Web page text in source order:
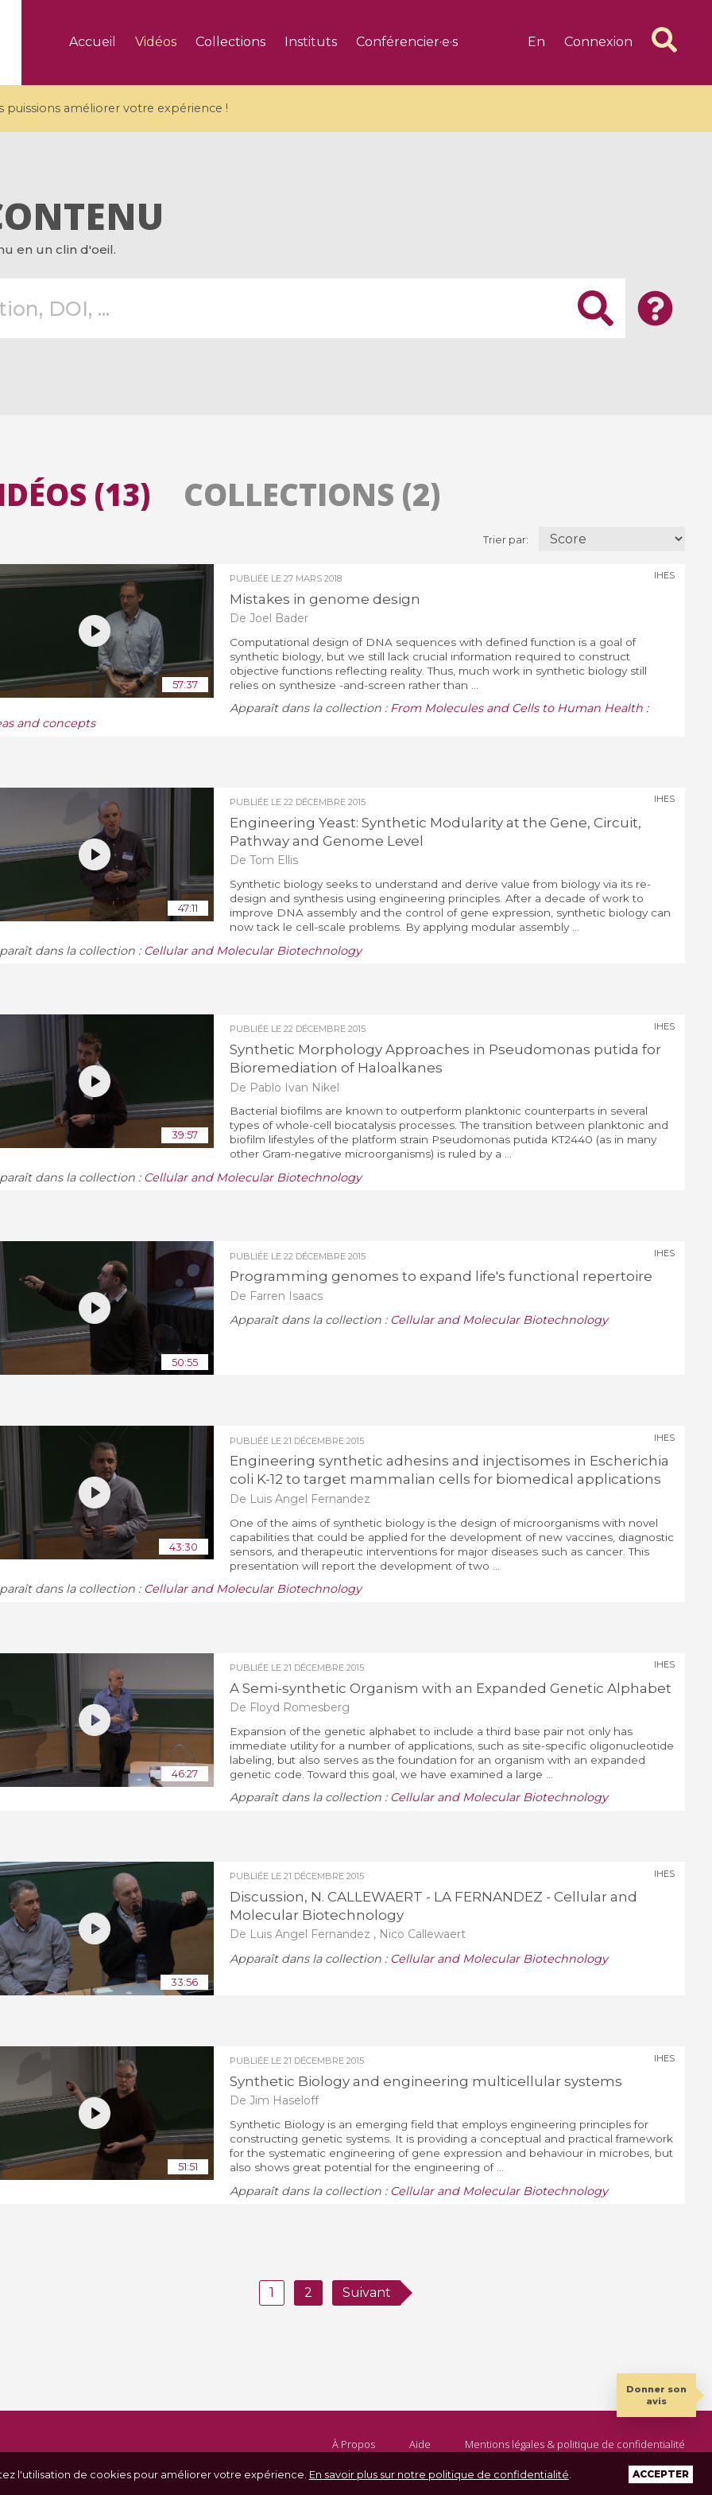
Accueil Vidéos Collections Instituts Conférencier·e·s En Connexion
améliorer votre expérience !
5 videos
and affine
Introduction to Dissipative
Dynamical Systems in Infinite
en un clin d'oeil.
Trier par:
(13)
57:37
PUBLIÉE LE 27 MARS 2018
Mistakes in genome design
De Joel Bader
IHES
Computational design of DNA sequences with defined function is a goal of
synthetic biology, but we still lack crucial information required to construct
objective functions reflecting reality. Thus, much work in synthetic biology still
relies on synthesize -and-screen rather than ...
Apparaît dans la collection : From Molecules and Cells to Human Health :
and concepts
47:11
PUBLIÉE LE 22 DÉCEMBRE 2015
Engineering Yeast: Synthetic Modularity at the Gene, Circuit,
Pathway and Genome Level
De Tom Ellis
IHES
Synthetic biology seeks to understand and derive value from biology via its re-
design and synthesis using engineering principles. After a decade of work to
improve DNA assembly and the control of gene expression, synthetic biology can
now tack le cell-scale problems. By applying modular assembly ...
dans la collection : Cellular and Molecular Biotechnology
39:57
PUBLIÉE LE 22 DÉCEMBRE 2015
Synthetic Morphology Approaches in Pseudomonas putida for
Bioremediation of Haloalkanes
De Pablo Ivan Nikel
IHES
Bacterial biofilms are known to outperform planktonic counterparts in several
types of whole-cell biocatalysis processes. The transition between planktonic and
biofilm lifestyles of the platform strain Pseudomonas putida KT2440 (as in many
other Gram-negative microorganisms) is ruled by a ...
dans la collection : Cellular and Molecular Biotechnology
50:55
PUBLIÉE LE 22 DÉCEMBRE 2015
Programming genomes to expand life's functional repertoire
De Farren Isaacs
IHES
Apparaît dans la collection : Cellular and Molecular Biotechnology
43:30
PUBLIÉE LE 21 DÉCEMBRE 2015
Engineering synthetic adhesins and injectisomes in Escherichia
coli K-12 to target mammalian cells for biomedical applications
De Luis Angel Fernandez
IHES
One of the aims of synthetic biology is the design of microorganisms with novel
capabilities that could be applied for the development of new vaccines, diagnostic
sensors, and therapeutic interventions for major diseases such as cancer. This
presentation will report the development of two ...
dans la collection : Cellular and Molecular Biotechnology
46:27
PUBLIÉE LE 21 DÉCEMBRE 2015
A Semi-synthetic Organism with an Expanded Genetic Alphabet
De Floyd Romesberg
IHES
Expansion of the genetic alphabet to include a third base pair not only has
immediate utility for a number of applications, such as site-specific oligonucleotide
labeling, but also serves as the foundation for an organism with an expanded
genetic code. Toward this goal, we have examined a large ...
Apparaît dans la collection : Cellular and Molecular Biotechnology
33:56
PUBLIÉE LE 21 DÉCEMBRE 2015
Discussion, N. CALLEWAERT - LA FERNANDEZ - Cellular and
Molecular Biotechnology
De Luis Angel Fernandez , Nico Callewaert
IHES
Apparaît dans la collection : Cellular and Molecular Biotechnology
51:51
PUBLIÉE LE 21 DÉCEMBRE 2015
Synthetic Biology and engineering multicellular systems
De Jim Haseloff
IHES
Synthetic Biology is an emerging field that employs engineering principles for
constructing genetic systems. It is providing a conceptual and practical framework
for the systematic engineering of gene expression and behaviour in microbes, but
also shows great potential for the engineering of ...
Apparaît dans la collection : Cellular and Molecular Biotechnology
1 2 Suivant
COLLECTIONS (2)
À Propos Aide Mentions légales & politique de confidentialité
l'utilisation de cookies pour améliorer votre expérience. En savoir plus sur notre politique de confidentialité ACCEPTER
Donner son
avis